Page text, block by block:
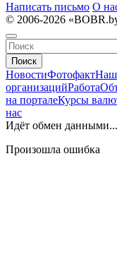
Написать письмо О
© 2006-2026
Поиск
НовостиФотофактНаш
организацийРабота
на порталеКурсы
нас
Идёт обмен данными...
Произошла ошибка